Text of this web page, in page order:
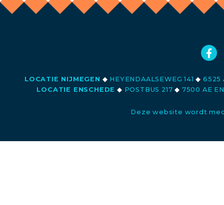
LOCATIE NIJMEGEN ◆ HEYENDAALSEWEG 141◆ 6525
LOCATIE ENSCHEDE ◆ POSTBUS 217◆ 7500 AE
Deze website wordt